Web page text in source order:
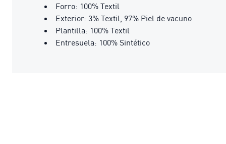
Forro: 100% Textil
Exterior: 3% Textil, 97% Piel de vacuno
Plantilla: 100% Textil
Entresuela: 100% Sintético